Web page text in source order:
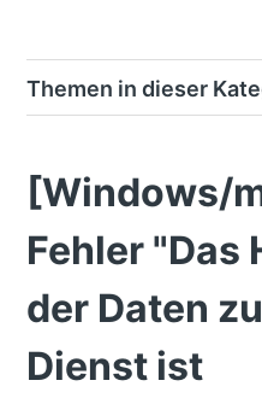
Themen in dieser
[Windows/
Fehler "Das
der Daten
Dienst ist